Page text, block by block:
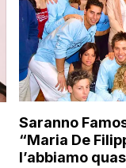
Saranno
“Maria De
l’abbiamo